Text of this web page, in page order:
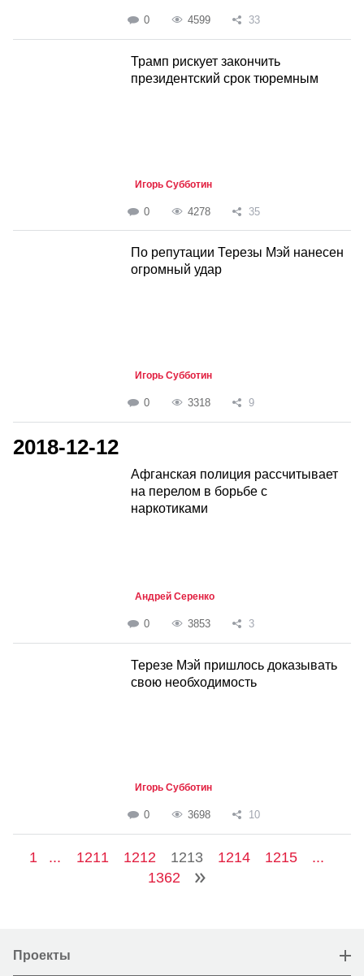
0 4599 33
Трамп рискует закончить
президентский срок тюремным
Игорь Субботин
0 4278 35
По репутации Терезы Мэй нанесен
огромный удар
Игорь Субботин
0 3318 9
2018-12-12
Афганская полиция рассчитывает
на перелом в борьбе с
наркотиками
Андрей Серенко
0 3853 3
Терезе Мэй пришлось доказывать
свою необходимость
Игорь Субботин
0 3698 10
1 ... 1211 1212 1213 1214 1215
...
1362
Проекты